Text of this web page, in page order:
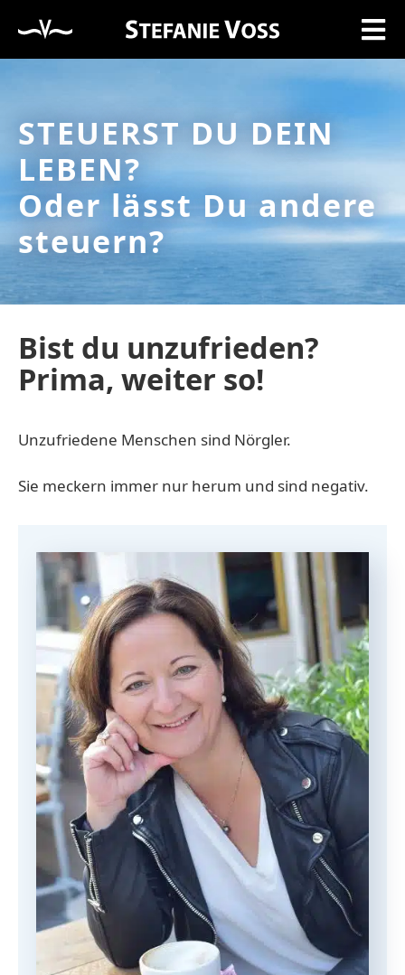
STEUERST DU DEIN
LEBEN?
Oder lässt Du andere
steuern?
Bist du unzufrieden?
Prima, weiter so!
Unzufriedene Menschen sind Nörgler.
Sie meckern immer nur herum und sind negativ.